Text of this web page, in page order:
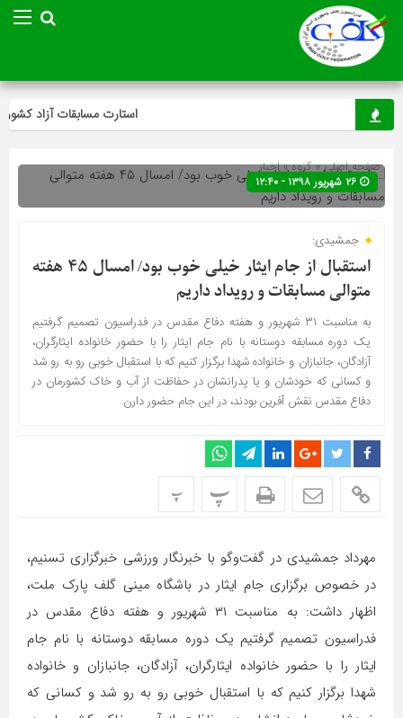
استارت مسابقات آزاد
صفحه اصلی» گروه »اخبار
جمشیدی:
استقبال از جام ایثار خیلی خوب بود/ امسال ۴۵ هفته
متوالی مسابقات و رویداد داریم
به مناسبت ۳۱ شهریور و هفته دفاع مقدس در فدراسیون تصمیم گرفتیم
یک دوره مسابقه دوستانه با نام جام ایثار را با حضور خانواده ایثارگران،
آزادگان، جانبازان و خانواده شهدا برگزار کنیم که با استقبال خوبی رو به رو شد
و کسانی که خودشان و یا پدرانشان در حفاظت از آب و خاک کشورمان در
دفاع مقدس نقش آفرین بودند، در این جام حضور دارن
پ پ
مهرداد جمشیدی در گفت‌وگو با خبرنگار ورزشی خبرگزاری تسنیم،
در خصوص برگزاری جام ایثار در باشگاه مینی گلف پارک ملت،
اظهار داشت: به مناسبت ۳۱ شهریور و هفته دفاع مقدس در
فدراسیون تصمیم گرفتیم یک دوره مسابقه دوستانه با نام جام
ایثار را با حضور خانواده ایثارگران، آزادگان، جانبازان و خانواده
شهدا برگزار کنیم که با استقبال خوبی رو به رو شد و کسانی که